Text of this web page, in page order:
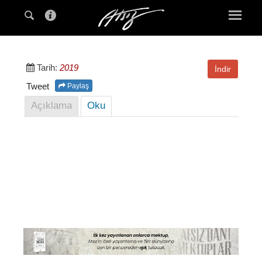
İndir
Tarih: 2019
Paylaş
Tweet
Açıklama Oku